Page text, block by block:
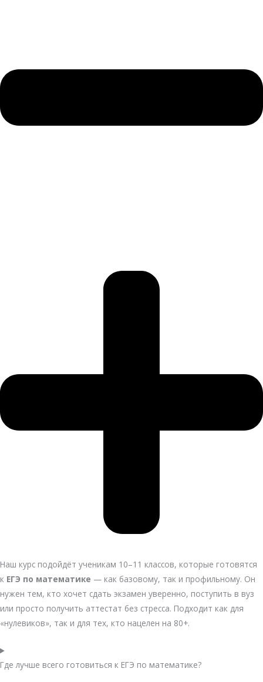
Наш курс подойдёт ученикам 10–11 классов, которые готовятся
к ЕГЭ по математике — как базовому, так и профильному. Он
нужен тем, кто хочет сдать экзамен уверенно, поступить в вуз
или просто получить аттестат без стресса. Подходит как для
«нулевиков», так и для тех, кто нацелен на 80+.
Где лучше всего готовиться к ЕГЭ по математике?